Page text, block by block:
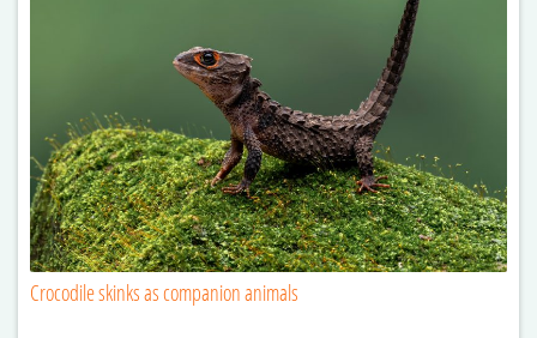
Crocodile skinks as companion animals